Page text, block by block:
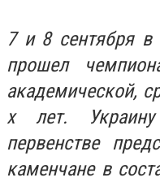
7 и 8 сентября в
прошел
академической,
х лет. Украину
первенстве
каменчане в